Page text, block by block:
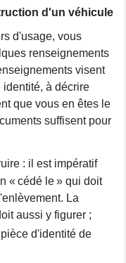
d'un véhicule
d'usage, vous
renseignements
visent
à décrire
que vous en êtes le
suffisent pour
: il est impératif
« cédé le » qui doit
La
aussi y figurer ;
d'identité de